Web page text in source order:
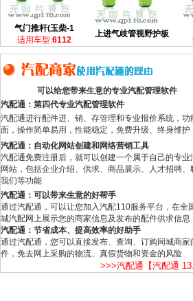
气门推杆(玉柴-1
适用车型:6112
上进气歧管视野护板
可以给您带来生意的专业汽配管理软件
汽配通：第四代专业汽配管理软件
汽配通进行配件进、销、存管理和专业报价系统，功
面，操作简单易用，性能稳定，免费升级、终身维护
汽配通：自动化网站创建和网络营销工具
汽配通免费注册后，就可以创建一个属于自己的专业
网站，包括企业介绍、供求、商品展示、人才招聘、
我们等功能
汽配通：可以带来生意的好帮手
通过汽配通，可以让您加入汽配110服务平台，在全
城汽配网上展示您的商家信息及发布的配件供求信息
汽配通：节省成本、提高效率的好助手
通过汽配通，您可以直接发布、查询、订购同城商家
件，免去网上采购的物流、真假货物和资金的风险
>>>汽配通【汽配通